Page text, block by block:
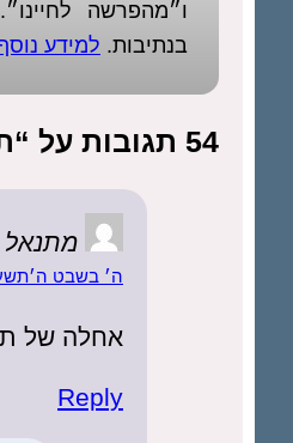
ו״מהפרשה
בנתיבות. למידע
54 תגובות על “תוכנת אופיס חינם”
מתנאל
ה׳ בשבט
אחלה של
Reply